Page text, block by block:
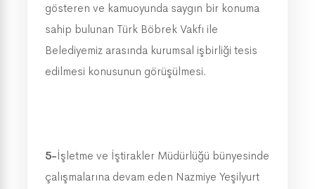
gösteren ve kamuoyunda saygın bir konuma
sahip bulunan Türk Böbrek Vakfı ile
Belediyemiz arasında kurumsal işbirliği tesis
edilmesi konusunun görüşülmesi.
5-İşletme ve İştirakler Müdürlüğü bünyesinde
çalışmalarına devam eden Nazmiye Yeşilyurt